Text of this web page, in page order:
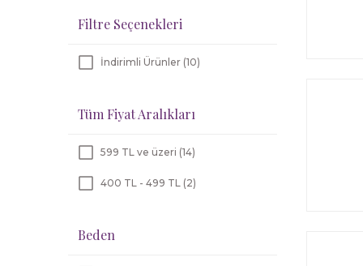
Filtre Seçenekleri
İndirimli Ürünler (10)
Tüm Fiyat Aralıkları
599 TL ve üzeri (14)
400 TL - 499 TL (2)
Beden